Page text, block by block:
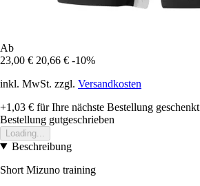
Ab
23,00 € 20,66 € -10%
inkl. MwSt. zzgl. Versandkosten
+1,03 € für Ihre nächste Bestellung geschenkt
Bestellung gutgeschrieben
Loading...
Beschreibung
Short Mizuno training